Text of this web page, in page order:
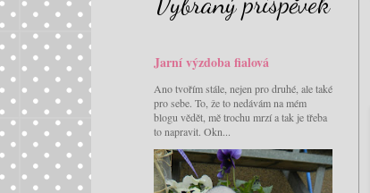
Jarní výzdoba fialová
Ano tvořím stále, nejen pro druhé, ale také
pro sebe. To, že to nedávám na mém
blogu vědět, mě trochu mrzí a tak je třeba
to napravit. Okn...